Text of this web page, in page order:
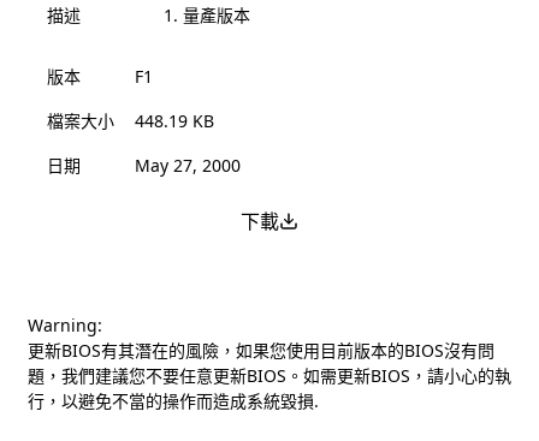
描述 量產版本
版本
F1
檔案大小
448.19 KB
日期
May 27, 2000
下載
Warning:
更新BIOS有其潛在的風險，如果您使用目前版本的BIOS沒有問
題，我們建議您不要任意更新BIOS。如需更新BIOS，請小心的執
行，以避免不當的操作而造成系統毀損.